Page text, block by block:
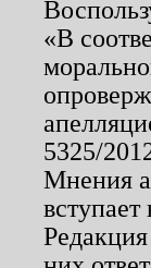
«В
5325/
Мнения